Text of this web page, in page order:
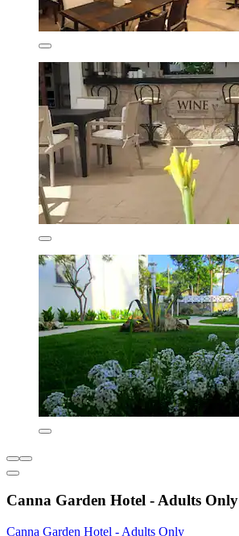
Canna Garden Hotel - Adults Only
Canna Garden Hotel - Adults Only